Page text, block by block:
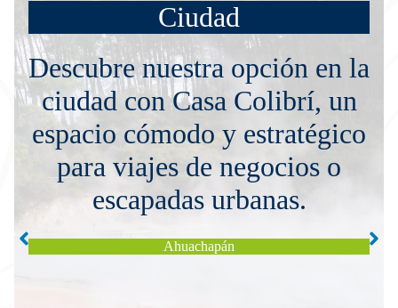
Ciudad
Descubre nuestra opción en la
ciudad con Casa Colibrí, un
espacio cómodo y estratégico
para viajes de negocios o
escapadas urbanas.
Ciudad
Ahuachapán